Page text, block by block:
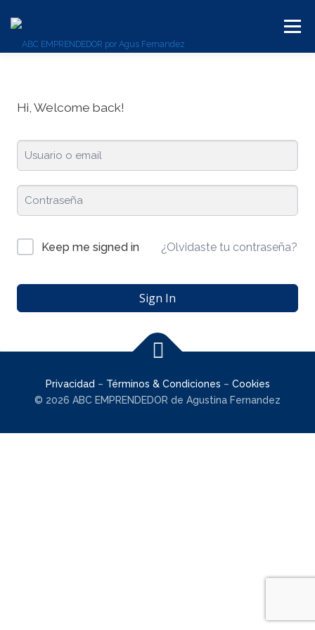
Menú
Hi, Welcome back!
Keep me signed in ¿Olvidaste tu contraseña?
Sign In
Privacidad – Términos & Condiciones – Cookies
© 2026 ABC EMPRENDEDOR de Agustina Fernandez